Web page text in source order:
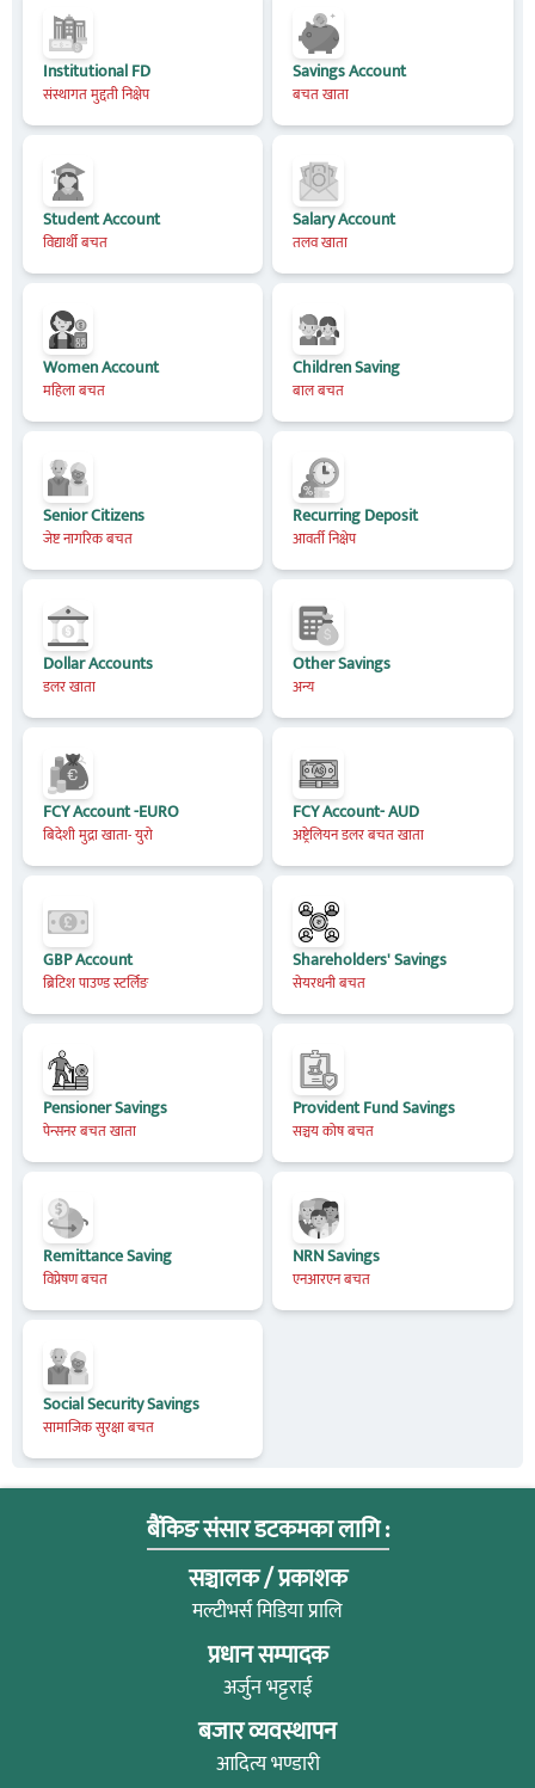
Institutional FD
संस्थागत मुद्दती निक्षेप
Savings Account
बचत खाता
Student Account
विद्यार्थी बचत
Salary Account
तलव खाता
Women Account
महिला बचत
Children Saving
बाल बचत
Senior Citizens
जेष्ट नागरिक बचत
Recurring Deposit
आवर्ती निक्षेप
Dollar Accounts
डलर खाता
Other Savings
अन्य
FCY Account -EURO
बिदेशी मुद्रा खाता- युरो
FCY Account- AUD
अष्ट्रेलियन डलर बचत खाता
GBP Account
ब्रिटिश पाउण्ड स्टर्लिङ
Shareholders' Savings
सेयरधनी बचत
Pensioner Savings
पेन्सनर बचत खाता
Provident Fund Savings
सञ्चय कोष बचत
Remittance Saving
विप्रेषण बचत
NRN Savings
एनआरएन बचत
Social Security Savings
सामाजिक सुरक्षा बचत
बैंकिङ संसार डटकमका लागि :
सञ्चालक / प्रकाशक
मल्टीभर्स मिडिया प्रालि
प्रधान सम्पादक
अर्जुन भट्टराई
बजार व्यवस्थापन
आदित्य भण्डारी